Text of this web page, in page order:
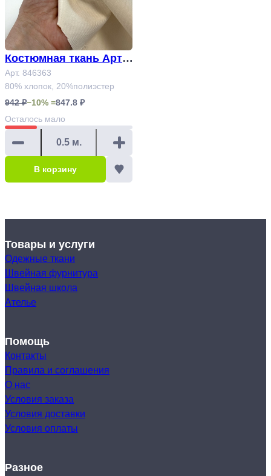
Костюмная ткань Арт.
846363#
Арт. 846363
80% хлопок, 20%полиэстер
942 ₽−10% =847.8 ₽
Осталось мало
В корзину
Товары и услуги
Одежные ткани
Швейная фурнитура
Швейная школа
Ателье
Помощь
Контакты
Правила и соглашения
О нас
Условия заказа
Условия доставки
Условия оплаты
Разное